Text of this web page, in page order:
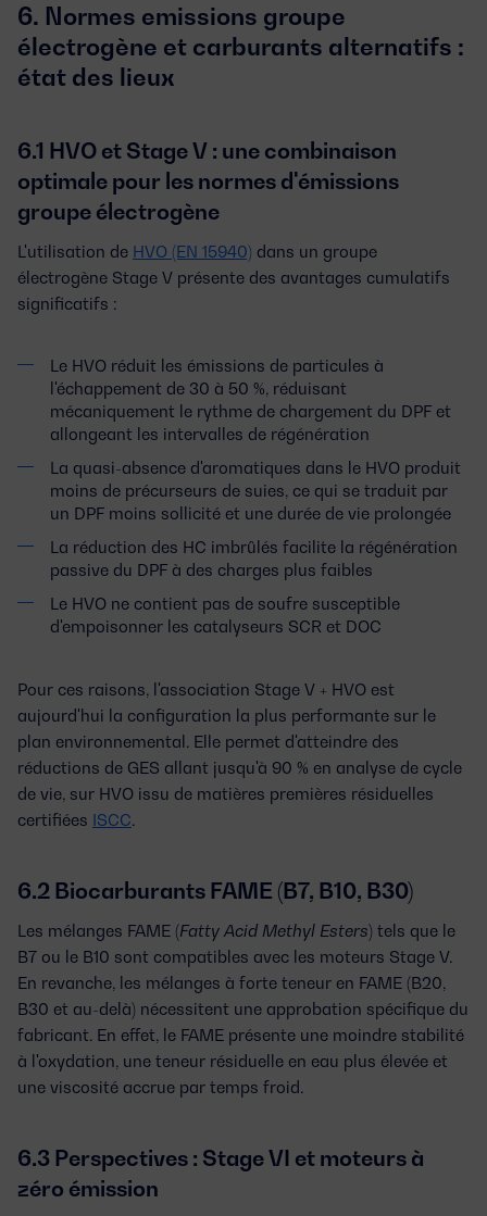
6. Normes emissions groupe
électrogène et carburants alternatifs :
état des lieux
6.1 HVO et Stage V : une combinaison
optimale pour les normes d'émissions
groupe électrogène
L'utilisation de HVO (EN 15940) dans un groupe
électrogène Stage V présente des avantages cumulatifs
significatifs :
Le HVO réduit les émissions de particules à
l'échappement de 30 à 50 %, réduisant
mécaniquement le rythme de chargement du DPF et
allongeant les intervalles de régénération
La quasi-absence d'aromatiques dans le HVO produit
moins de précurseurs de suies, ce qui se traduit par
un DPF moins sollicité et une durée de vie prolongée
La réduction des HC imbrûlés facilite la régénération
passive du DPF à des charges plus faibles
Le HVO ne contient pas de soufre susceptible
d'empoisonner les catalyseurs SCR et DOC
Pour ces raisons, l'association Stage V + HVO est
aujourd'hui la configuration la plus performante sur le
plan environnemental. Elle permet d'atteindre des
réductions de GES allant jusqu'à 90 % en analyse de cycle
de vie, sur HVO issu de matières premières résiduelles
certifiées ISCC
6.2 Biocarburants FAME (B7, B10, B30)
Les mélanges FAME (Fatty Acid Methyl Esters) tels que le
B7 ou le B10 sont compatibles avec les moteurs Stage V.
En revanche, les mélanges à forte teneur en FAME (B20,
B30 et au-delà) nécessitent une approbation spécifique du
fabricant. En effet, le FAME présente une moindre stabilité
à l'oxydation, une teneur résiduelle en eau plus élevée et
une viscosité accrue par temps froid.
6.3 Perspectives : Stage VI et moteurs à
zéro émission